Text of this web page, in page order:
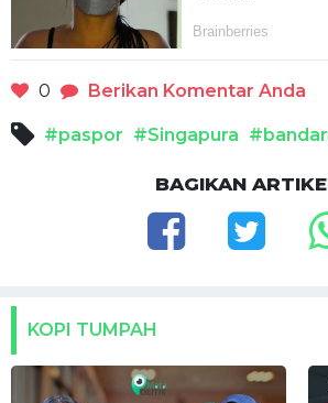
0 Berikan Komentar Anda
#paspor #Singapura
BAGIKAN
KOPI TUMPAH